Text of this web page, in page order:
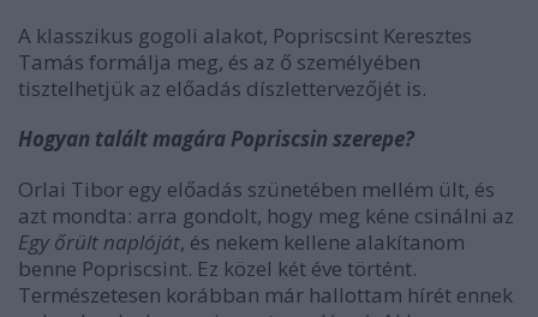
A klasszikus gogoli alakot, Popriscsint Keresztes
Tamás formálja meg, és az ő személyében
tisztelhetjük az előadás díszlettervezőjét is.
Hogyan talált magára Popriscsin szerepe?
Orlai Tibor egy előadás szünetében mellém ült, és
azt mondta: arra gondolt, hogy meg kéne csinálni az
Egy őrült naplóját, és nekem kellene alakítanom
benne Popriscsint. Ez közel két éve történt.
Természetesen korábban már hallottam hírét ennek